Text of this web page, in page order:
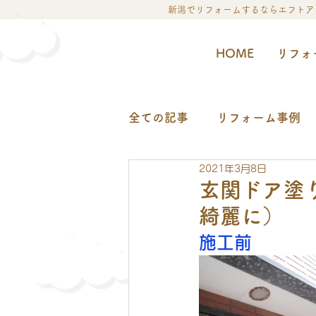
新潟でリフォームするならエフト
HOME リフ
全ての記事 リフォーム事例
玄関ドア塗
綺麗に）
2021年3月8日
施工前